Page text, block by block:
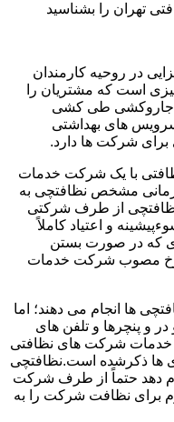
تهران را بشناسید
در روحیه کارمندان
است که مشتریان را
جاروکشی طی کشی
های بهداشتی
برای شرکت ها دارد.
با یک شرکت خدمات
زمانی مشخص نظافتچی به
نظافتچی از طرف شرکتی
و اعتیاد کاملاً
ی که در صورت بستن
نرخ مصوب شرکت خدمات
ها انجام می دهند؛ اما
در و پنچرها و تلفن های
خدمات شرکت های نظافتی
ها ذکرشده است.نظافتچی
دهد حتماً از طرف شرکت
برای نظافت شرکت را به